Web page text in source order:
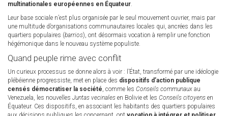
multinationales européennes en Équateur.
Leur base sociale n’est plus organisée par le seul mouvement ouvrier, mais par
une multitude d’organisations communautaires locales qui, ancrées dans les
quartiers populaires (barrios), ont désormais vocation à remplir une fonction
hégémonique dans le nouveau système populiste.
Quand peuple rime avec conflit
Un curieux processus se donne alors à voir : l’État, transformé par une idéologie
plébéienne progressiste, met en place des dispositifs d’action publique
censés démocratiser la société, comme les Conseils communaux au
Venezuela, les nouvelles Juntas vecinales en Bolivie et les Conseils citoyens en
Équateur. Ces dispositifs, en associant les habitants des quartiers populaires